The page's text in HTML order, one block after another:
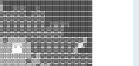
▒▒▒▒▓▓▓▓▓▓▓▓▓▓▓▓▓▓▓▓▓▓▒▒██████